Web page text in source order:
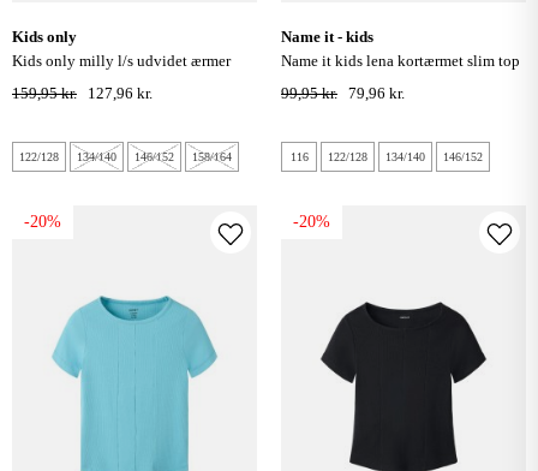
kids only
kids only milly l/s udvidet ærmer
blonde top - sort
159,95 kr. 127,96 kr.
122/128 134/140 146/152 158/164
name it - kids
name it kids lena kortærmet slim top
- chocolate brown
99,95 kr. 79,96 kr.
116 122/128 134/140 146/152
-20% -20%